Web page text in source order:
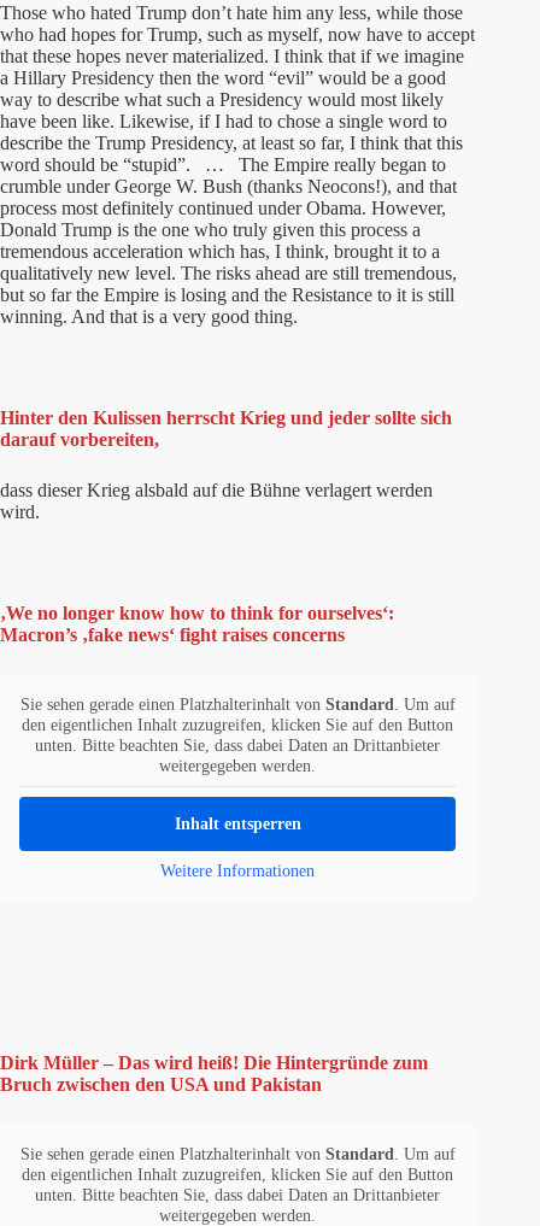
Those who hated Trump don’t hate him any less, while those
who had hopes for Trump, such as myself, now have to accept
that these hopes never materialized. I think that if we imagine
a Hillary Presidency then the word “evil” would be a good
way to describe what such a Presidency would most likely
have been like. Likewise, if I had to chose a single word to
describe the Trump Presidency, at least so far, I think that this
word should be “stupid”. … The Empire really began to
crumble under George W. Bush (thanks Neocons!), and that
process most definitely continued under Obama. However,
Donald Trump is the one who truly given this process a
tremendous acceleration which has, I think, brought it to a
qualitatively new level. The risks ahead are still tremendous,
but so far the Empire is losing and the Resistance to it is still
winning. And that is a very good thing.
Hinter den Kulissen herrscht Krieg und jeder sollte sich
darauf vorbereiten,
dass dieser Krieg alsbald auf die Bühne verlagert werden
wird.
‚We no longer know how to think for ourselves‘:
Macron’s ‚fake news‘ fight raises concerns
Sie sehen gerade einen Platzhalterinhalt von Standard
. Um auf
den eigentlichen Inhalt zuzugreifen, klicken Sie auf den Button
unten. Bitte beachten Sie, dass dabei Daten an Drittanbieter
weitergegeben werden.
Inhalt entsperren
Weitere Informationen
Dirk Müller – Das wird heiß! Die Hintergründe zum
Bruch zwischen den USA und Pakistan
Sie sehen gerade einen Platzhalterinhalt von Standard
. Um auf
den eigentlichen Inhalt zuzugreifen, klicken Sie auf den Button
unten. Bitte beachten Sie, dass dabei Daten an Drittanbieter
weitergegeben werden.